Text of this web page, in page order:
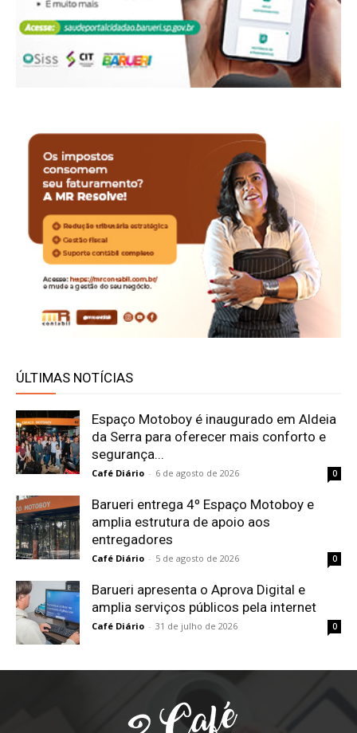
ÚLTIMAS NOTÍCIAS
Espaço Motoboy é inaugurado em Aldeia
da Serra para oferecer mais conforto e
segurança...
Café Diário - 6 de agosto de 2026 0
Barueri entrega 4º Espaço Motoboy e
amplia estrutura de apoio aos
entregadores
Café Diário - 5 de agosto de 2026 0
Barueri apresenta o Aprova Digital e
amplia serviços públicos pela internet
Café Diário - 31 de julho de 2026 0